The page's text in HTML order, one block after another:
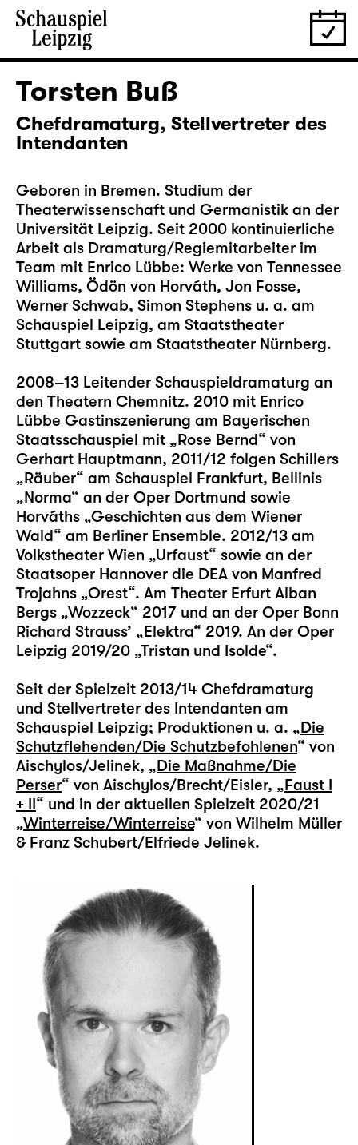
Torsten Buß
Chefdramaturg, Stellvertreter des
Intendanten
Geboren in Bremen. Studium der
Theaterwissenschaft und Germanistik an der
Universität Leipzig. Seit 2000 kontinuierliche
Arbeit als Dramaturg/Regiemitarbeiter im
Team mit Enrico Lübbe: Werke von Tennessee
Williams, Ödön von Horváth, Jon Fosse,
Werner Schwab, Simon Stephens u. a. am
Schauspiel Leipzig, am Staatstheater
Stuttgart sowie am Staatstheater Nürnberg.
2008–13 Leitender Schauspieldramaturg an
den Theatern Chemnitz. 2010 mit Enrico
Lübbe Gastinszenierung am Bayerischen
Staatsschauspiel mit „Rose Bernd“ von
Gerhart Hauptmann, 2011/12 folgen Schillers
„Räuber“ am Schauspiel Frankfurt, Bellinis
„Norma“ an der Oper Dortmund sowie
Horváths „Geschichten aus dem Wiener
Wald“ am Berliner Ensemble. 2012/13 am
Volkstheater Wien „Urfaust“ sowie an der
Staatsoper Hannover die DEA von Manfred
Trojahns „Orest“. Am Theater Erfurt Alban
Bergs „Wozzeck“ 2017 und an der Oper Bonn
Richard Strauss’ „Elektra“ 2019. An der Oper
Leipzig 2019/20 „Tristan und Isolde“.
Seit der Spielzeit 2013/14 Chefdramaturg
und Stellvertreter des Intendanten am
Schauspiel Leipzig; Produktionen u. a. „Die
Schutzflehenden/Die Schutzbefohlenen“ von
Aischylos/Jelinek, „Die Maßnahme/Die
Perser“ von Aischylos/Brecht/Eisler, „Faust I
+ II“ und in der aktuellen Spielzeit 2020/21
„Winterreise/Winterreise“ von Wilhelm Müller
& Franz Schubert/Elfriede Jelinek.